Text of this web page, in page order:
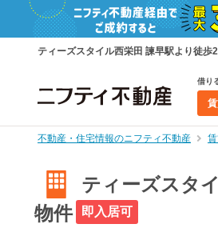
ティーズスタイル西栄田 諫早駅より徒歩
借り
不動産・住宅情報のニフティ不動産
ティーズスタ
物件
即入居可